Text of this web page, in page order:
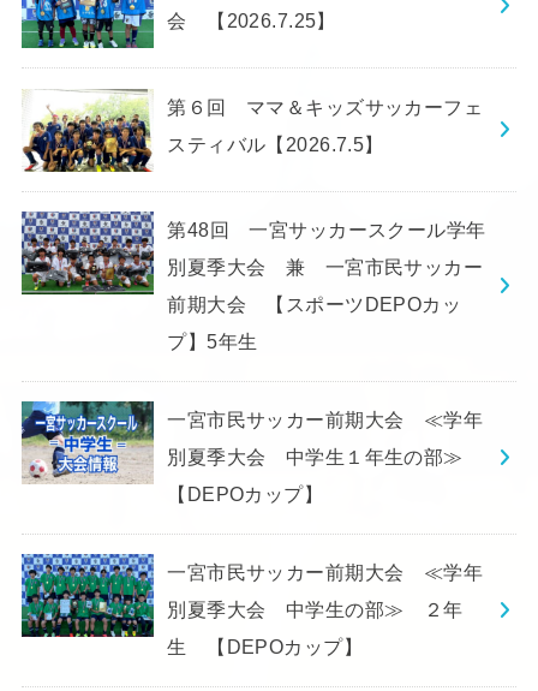
会 【2026.7.25】
第６回 ママ＆キッズサッカーフェ
スティバル【2026.7.5】
第48回 一宮サッカースクール学年
別夏季大会 兼 一宮市民サッカー
前期大会 【スポーツDEPOカッ
プ】5年生
一宮市民サッカー前期大会 ≪学年
別夏季大会 中学生１年生の部≫
【DEPOカップ】
一宮市民サッカー前期大会 ≪学年
別夏季大会 中学生の部≫ ２年
生 【DEPOカップ】